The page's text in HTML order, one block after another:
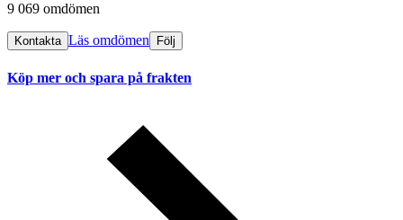
9 069 omdömen
Kontakta Läs omdömen Följ
Köp mer och spara på frakten